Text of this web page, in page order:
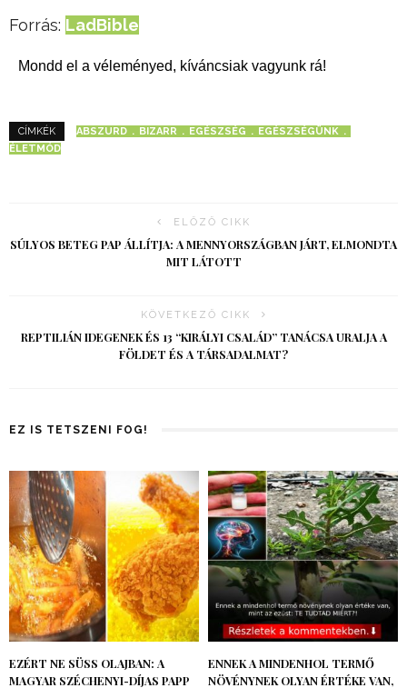
Forrás: LadBible
Mondd el a véleményed, kíváncsiak vagyunk rá!
CÍMKÉK ABSZURD BIZARR EGÉSZSÉG
EGÉSZSÉGÜNK
ÉLETMÓD
ELŐZŐ CIKK
SÚLYOS BETEG PAP ÁLLÍTJA: A MENNYORSZÁGBAN JÁRT, ELMONDTA
MIT LÁTOTT
KÖVETKEZŐ CIKK
REPTILIÁN IDEGENEK ÉS 13 “KIRÁLYI CSALÁD” TANÁCSA URALJA A
FÖLDET ÉS A TÁRSADALMAT?
EZ IS TETSZENI FOG!
EZÉRT NE SÜSS OLAJBAN: A
MAGYAR SZÉCHENYI-DÍJAS PAPP
ENNEK A MINDENHOL TERMŐ
NÖVÉNYNEK OLYAN ÉRTÉKE VAN,